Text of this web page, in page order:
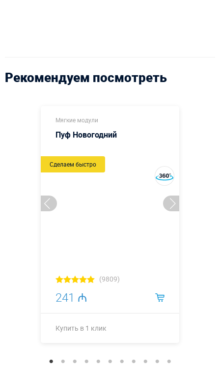
Рекомендуем посмотреть
Мягкие модули
Пуф Новогодний
Сделаем быстро
(9809)
241 ₼
Купить в 1 клик